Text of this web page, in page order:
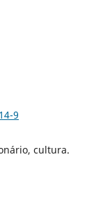
9
cultura.